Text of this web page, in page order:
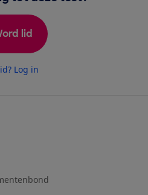
lid
Log in